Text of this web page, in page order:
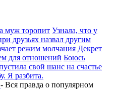
муж торопит Узнала, что у
друзьях назвал другим
режим молчания Декрет
для отношений Боюсь
свой шанс на счастье
Я разбита.
- Вся правда о популярном